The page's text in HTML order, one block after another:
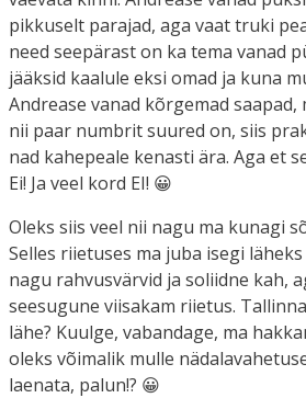
pikkuselt parajad, aga vaat truki
need seepärast on ka tema vanad
jääksid kaalule eksi omad ja kuna
Andrease vanad kõrgemad
nii paar numbrit suured on, siis
nad kahepeale kenasti ära. Aga et
Ei! Ja veel kord EI! 😀
Oleks siis veel nii nagu ma kunagi
Selles riietuses ma juba isegi
nagu rahvusvärvid ja soliidne kah,
seesugune viisakam riietus.
lähe? Kuulge, vabandage, ma
oleks võimalik mulle
laenata, palun!? 😀